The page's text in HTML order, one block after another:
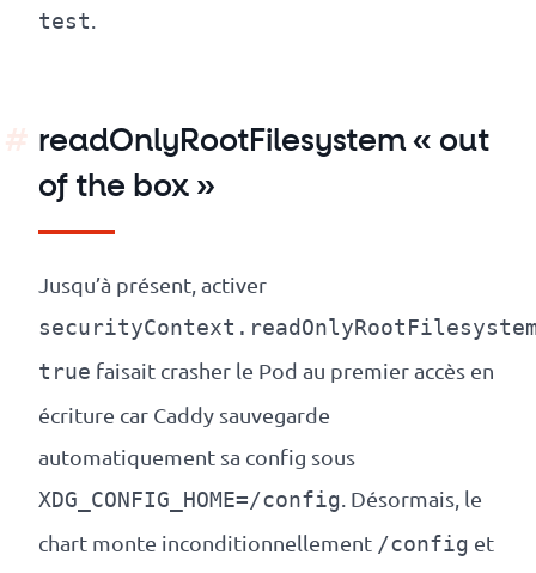
test.
readOnlyRootFilesystem « out
of the box »
Jusqu’à présent, activer
true faisait crasher le Pod au premier accès en
écriture car Caddy sauvegarde
automatiquement sa config sous
XDG_CONFIG_HOME=/config. Désormais, le
chart monte inconditionnellement /config et